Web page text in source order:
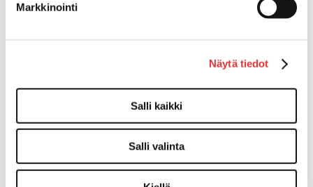
Markkinointi
Näytä tiedot
Salli kaikki
Salli valinta
Kädensija, metallia
Taavetit
Venetuolit ja -tuolinjalat
Liukukoneistot
Venetuolit